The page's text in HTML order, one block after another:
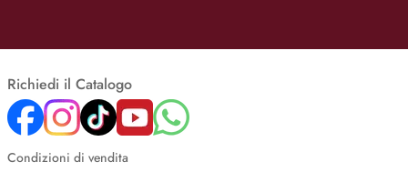
Richiedi il Catalogo
Condizioni di vendita